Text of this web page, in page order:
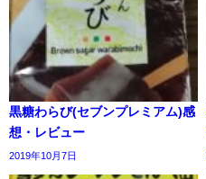
黒糖わらび(セブンプレミアム)感
想・レビュー
2019年10月7日